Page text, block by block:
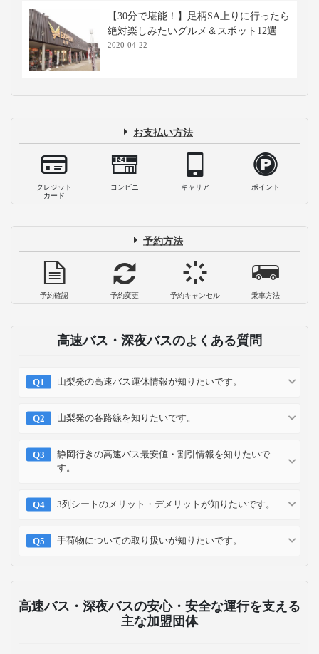
【30分で堪能！】足柄SA上りに行ったら
絶対楽しみたいグルメ＆スポット12選
2020-04-22
お支払い方法
クレジット
カード
コンビニ キャリア ポイント
予約方法
予約確認 予約変更 予約キャンセル 乗車方法
高速バス・深夜バスのよくある質問
山梨発の高速バス運休情報が知りたいです。
山梨発の各路線を知りたいです。
静岡行きの高速バス最安値・割引情報を知りたいで
す。
3列シートのメリット・デメリットが知りたいです。
手荷物についての取り扱いが知りたいです。
高速バス・深夜バスの安心・安全な運行を支える
主な加盟団体